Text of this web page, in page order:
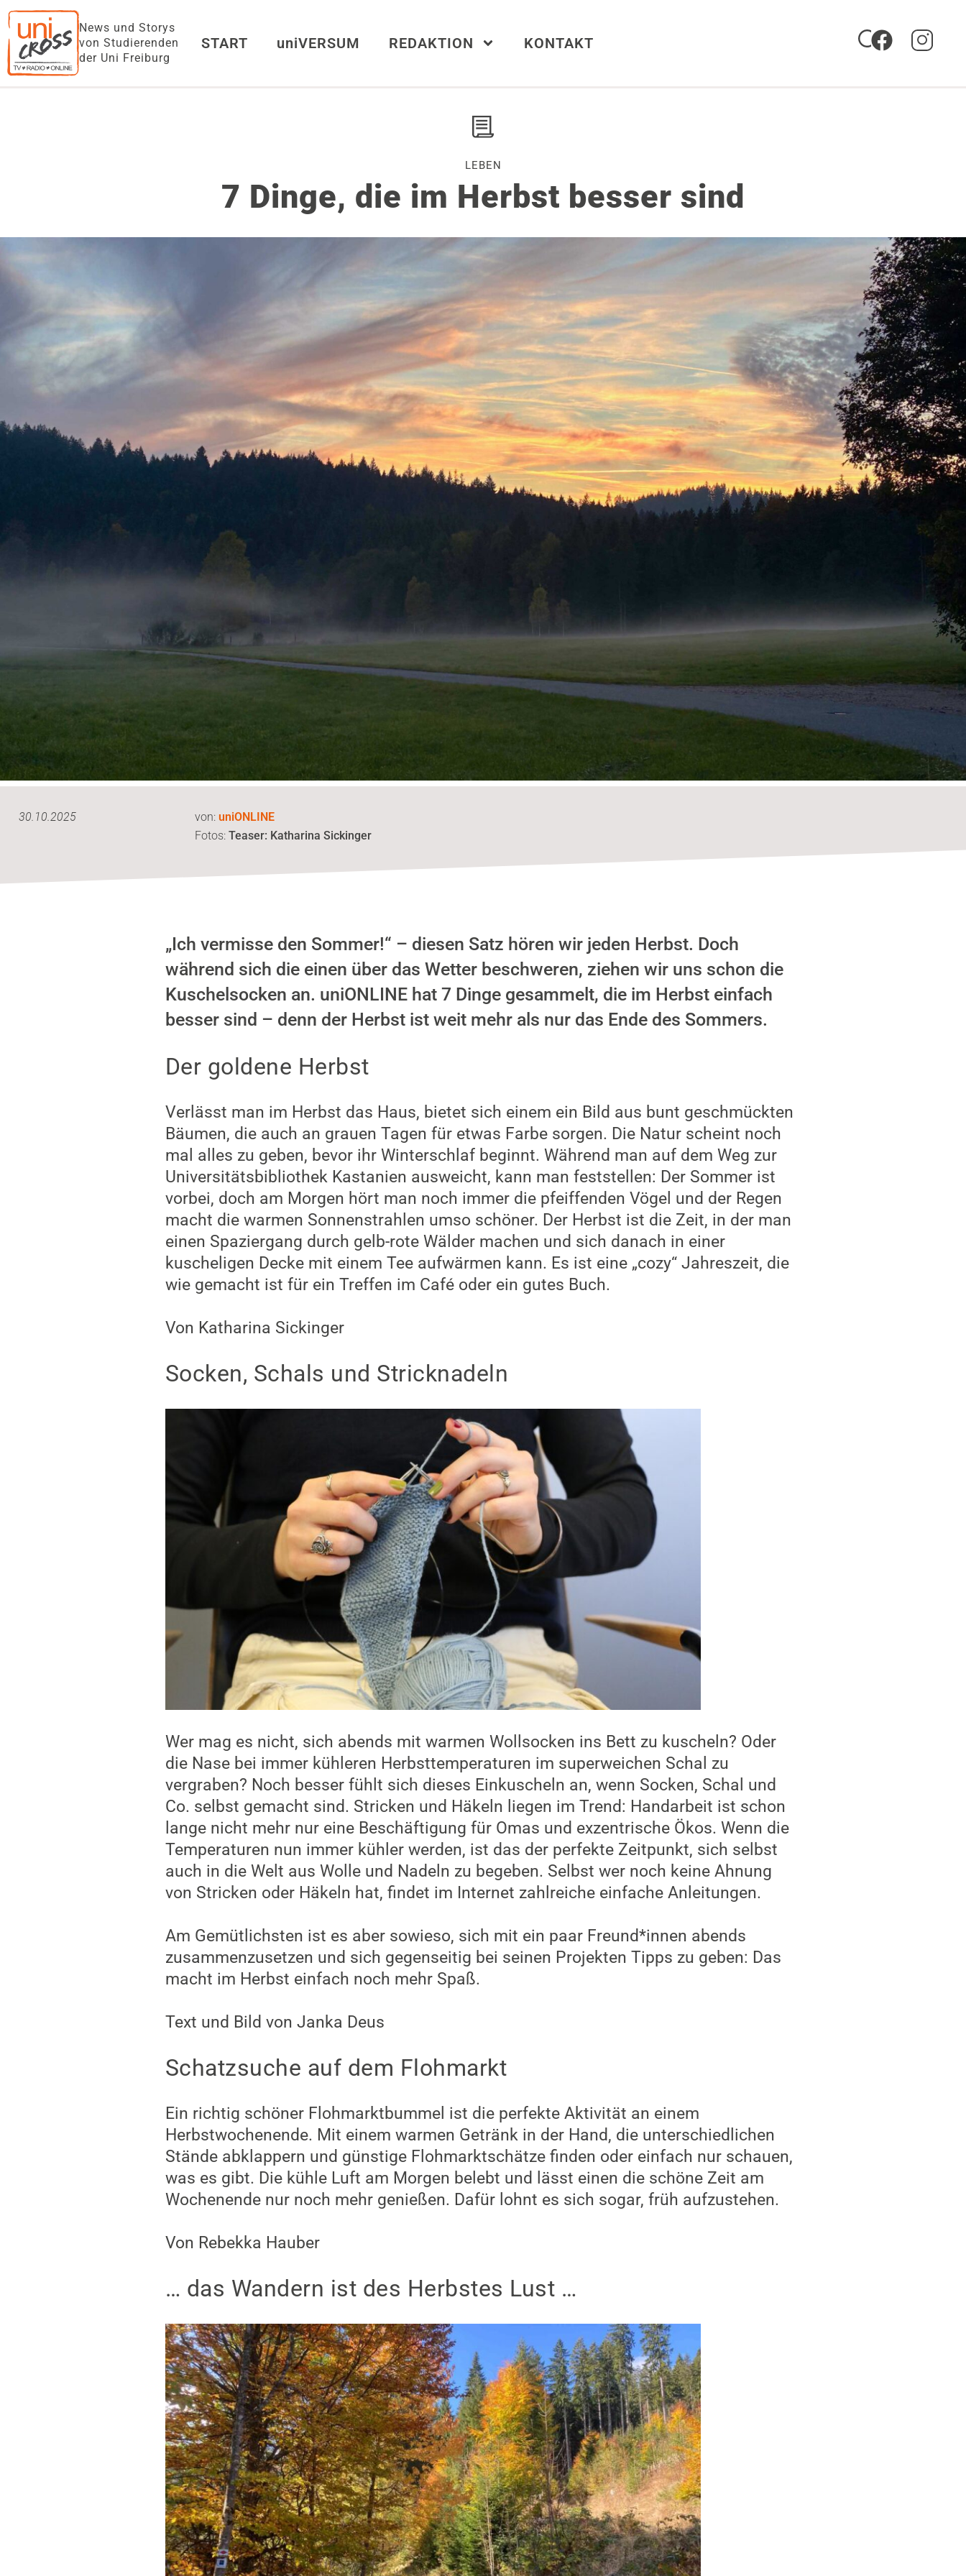
News und Storys
von Studierenden
der Uni Freiburg
START uniVERSUM REDAKTION KONTAKT
LEBEN
7 Dinge, die im Herbst besser sind
30.10.2025 von:uniONLINE
Fotos:Teaser: Katharina Sickinger
„Ich vermisse den Sommer!“ – diesen Satz hören wir jeden Herbst. Doch
während sich die einen über das Wetter beschweren, ziehen wir uns schon die
Kuschelsocken an. uniONLINE hat 7 Dinge gesammelt, die im Herbst einfach
besser sind – denn der Herbst ist weit mehr als nur das Ende des Sommers.
Der goldene Herbst
Verlässt man im Herbst das Haus, bietet sich einem ein Bild aus bunt geschmückten
Bäumen, die auch an grauen Tagen für etwas Farbe sorgen. Die Natur scheint noch
mal alles zu geben, bevor ihr Winterschlaf beginnt. Während man auf dem Weg zur
Universitätsbibliothek Kastanien ausweicht, kann man feststellen: Der Sommer ist
vorbei, doch am Morgen hört man noch immer die pfeiffenden Vögel und der Regen
macht die warmen Sonnenstrahlen umso schöner. Der Herbst ist die Zeit, in der man
einen Spaziergang durch gelb-rote Wälder machen und sich danach in einer
kuscheligen Decke mit einem Tee aufwärmen kann. Es ist eine „cozy“ Jahreszeit, die
wie gemacht ist für ein Treffen im Café oder ein gutes Buch.
Von Katharina Sickinger
Socken, Schals und Stricknadeln
Wer mag es nicht, sich abends mit warmen Wollsocken ins Bett zu kuscheln? Oder
die Nase bei immer kühleren Herbsttemperaturen im superweichen Schal zu
vergraben? Noch besser fühlt sich dieses Einkuscheln an, wenn Socken, Schal und
Co. selbst gemacht sind. Stricken und Häkeln liegen im Trend: Handarbeit ist schon
lange nicht mehr nur eine Beschäftigung für Omas und exzentrische Ökos. Wenn die
Temperaturen nun immer kühler werden, ist das der perfekte Zeitpunkt, sich selbst
auch in die Welt aus Wolle und Nadeln zu begeben. Selbst wer noch keine Ahnung
von Stricken oder Häkeln hat, findet im Internet zahlreiche einfache Anleitungen.
Am Gemütlichsten ist es aber sowieso, sich mit ein paar Freund*innen abends
zusammenzusetzen und sich gegenseitig bei seinen Projekten Tipps zu geben: Das
macht im Herbst einfach noch mehr Spaß.
Text und Bild von Janka Deus
Schatzsuche auf dem Flohmarkt
Ein richtig schöner Flohmarktbummel ist die perfekte Aktivität an einem
Herbstwochenende. Mit einem warmen Getränk in der Hand, die unterschiedlichen
Stände abklappern und günstige Flohmarktschätze finden oder einfach nur schauen,
was es gibt. Die kühle Luft am Morgen belebt und lässt einen die schöne Zeit am
Wochenende nur noch mehr genießen. Dafür lohnt es sich sogar, früh aufzustehen.
Von Rebekka Hauber
… das Wandern ist des Herbstes Lust …